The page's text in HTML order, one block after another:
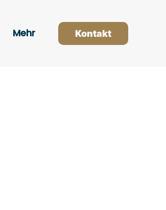
Mehr Kontakt